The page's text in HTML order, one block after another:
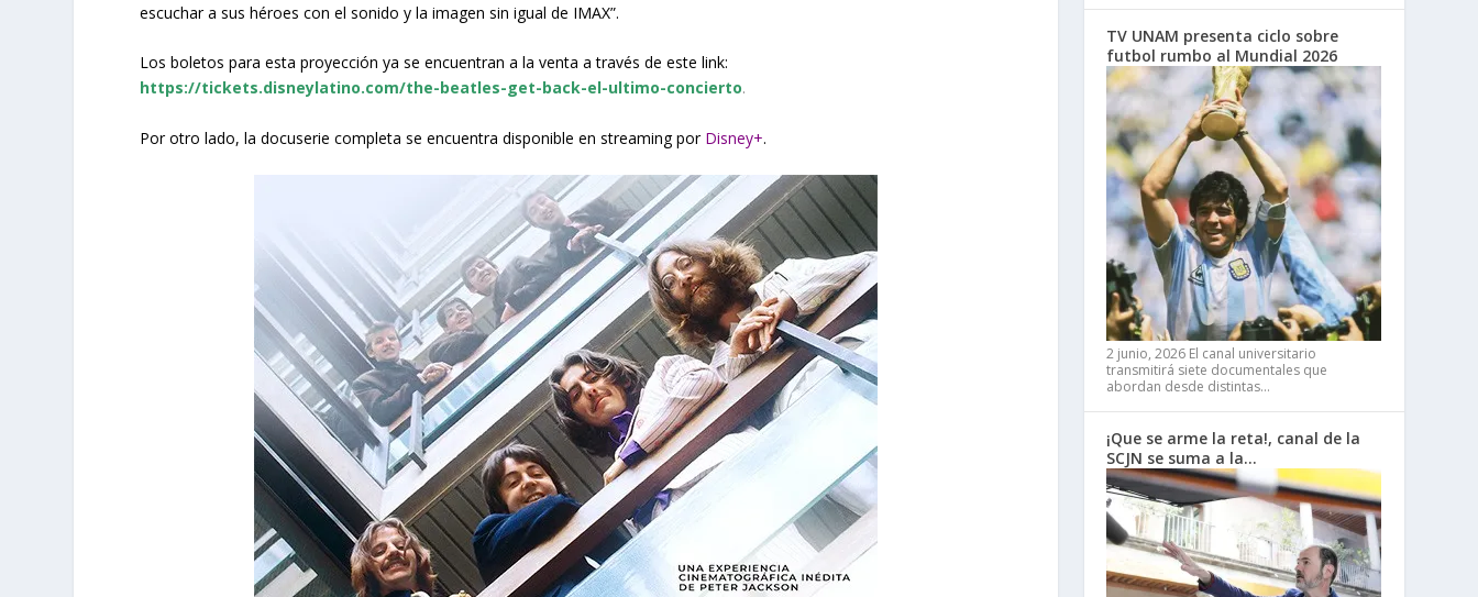
escuchar a sus héroes con el sonido y la imagen sin igual de IMAX”.
Los boletos para esta proyección ya se encuentran a la venta a través de este link:
https://tickets.disneylatino.com/the-beatles-get-back-el-ultimo-concierto.
Por otro lado, la docuserie completa se encuentra disponible en streaming por Disney+.
TV UNAM presenta ciclo sobre
futbol rumbo al Mundial 2026
2 junio, 2026 El canal universitario
transmitirá siete documentales que
abordan desde distintas…
¡Que se arme la reta!, canal de la
SCJN se suma a la…